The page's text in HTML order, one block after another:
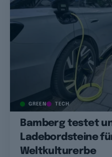
GREEN TECH
Bamberg testet
Ladebordsteine
Weltkulturerbe